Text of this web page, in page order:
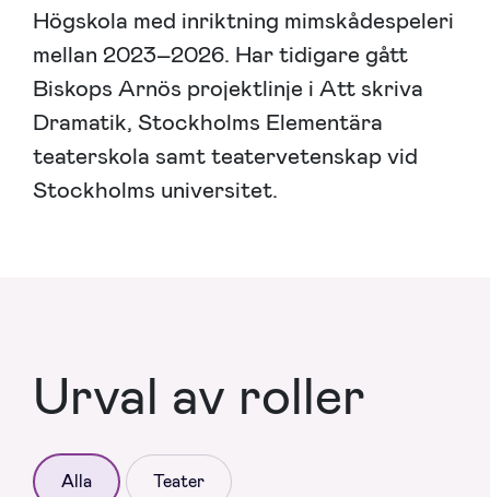
Högskola med inriktning mimskådespeleri
mellan 2023–2026. Har tidigare gått
Biskops Arnös projektlinje i Att skriva
Dramatik, Stockholms Elementära
teaterskola samt teatervetenskap vid
Stockholms universitet.
Urval av roller
Alla Teater